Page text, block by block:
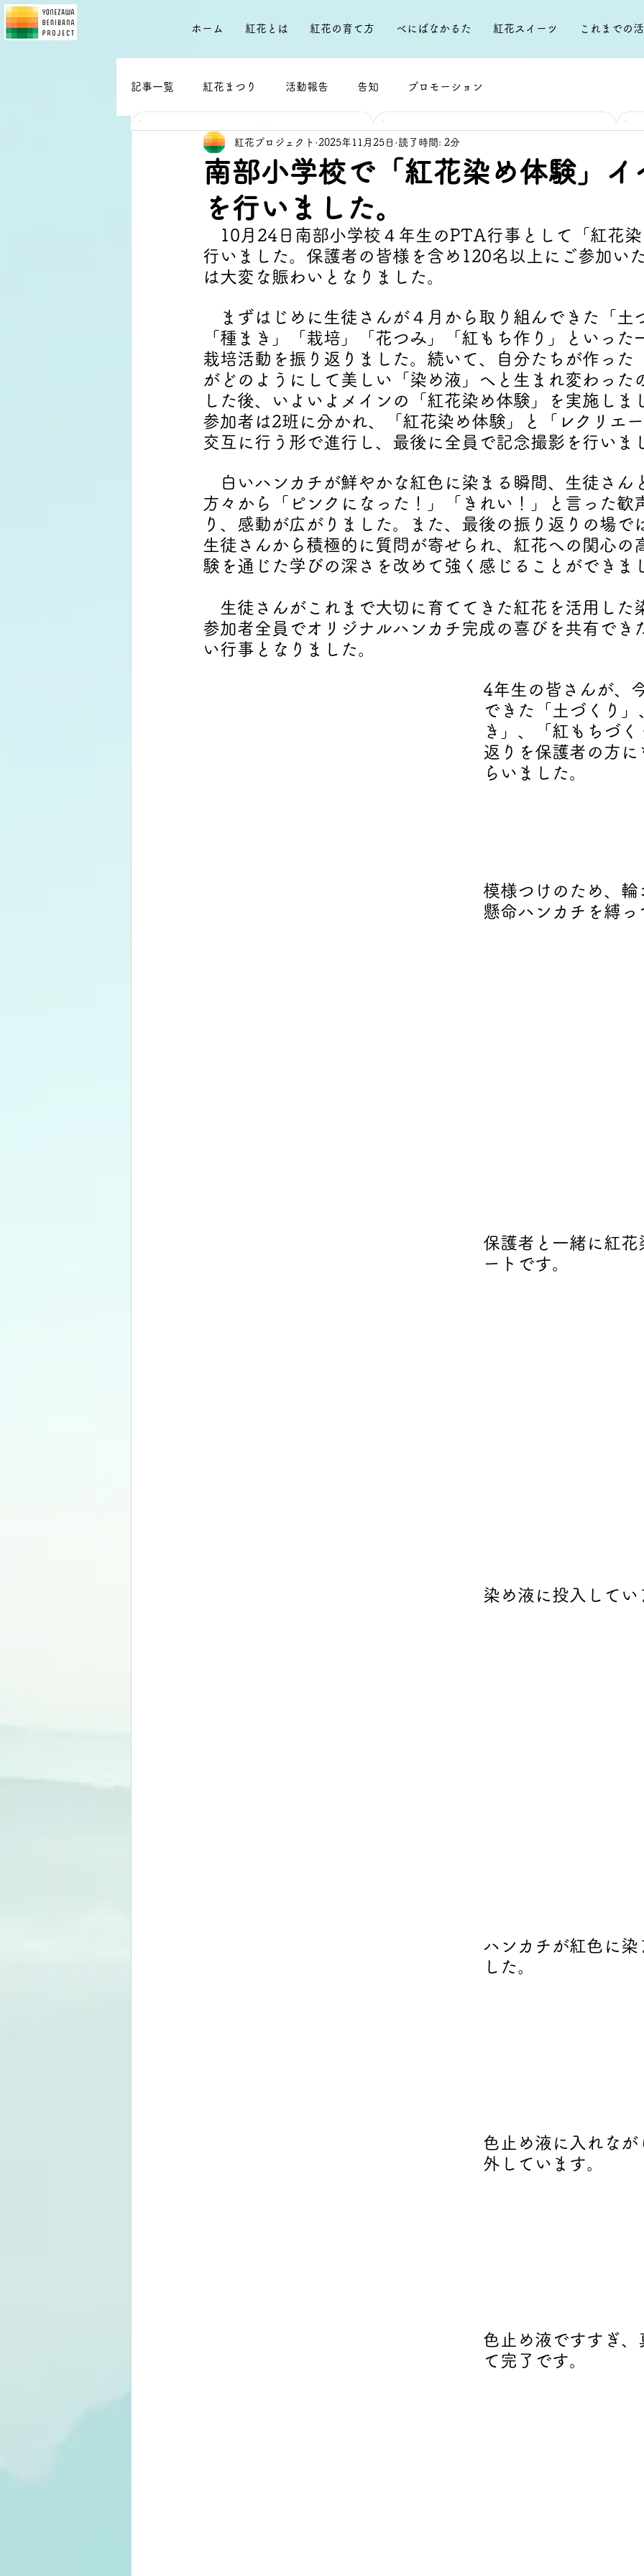
ホーム 紅花とは 紅花の育て方 べにばなかるた 紅花スイーツ これまでの
記事一覧 紅花まつり 活動報告 告知 プロモーション
南部小学校で「紅花染め体験」イ
を行いました。
紅花プロジェクト 2025年11月25日 読了時間: 2分
10月24日南部小学校４年生のPTA行事として「紅花
行いました。保護者の皆様を含め120名以上にご参加い
は大変な賑わいとなりました。
まずはじめに生徒さんが４月から取り組んできた「土
「種まき」「栽培」「花つみ」「紅もち作り」といった
栽培活動を振り返りました。続いて、自分たちが作った
がどのようにして美しい「染め液」へと生まれ変わった
した後、いよいよメインの「紅花染め体験」を実施しま
参加者は2班に分かれ、「紅花染め体験」と「レクリエ
交互に行う形で進行し、最後に全員で記念撮影を行いま
白いハンカチが鮮やかな紅色に染まる瞬間、生徒さん
方々から「ピンクになった！」「きれい！」と言った歓
り、感動が広がりました。また、最後の振り返りの場で
生徒さんから積極的に質問が寄せられ、紅花への関心の
験を通じた学びの深さを改めて強く感じることができま
生徒さんがこれまで大切に育ててきた紅花を活用した
参加者全員でオリジナルハンカチ完成の喜びを共有でき
い行事となりました。
4年生の皆さんが、
できた「土づくり」
き」、「紅もちづ
返りを保護者の方に
らいました。
模様つけのため、輪
懸命ハンカチを縛っ
保護者と一緒に紅花
ートです。
染め液に投入してい
ハンカチが紅色に染
した。
色止め液に入れなが
外しています。
色止め液ですすぎ、
て完了です。
第12回しんきんこども塾で「紅花染め体験」
を行いました。
紅花プロジェクト
読了時間: 1分
南部小学校で「紅もちづくり」の授業を行い
ました。
活動報告
紅花プロジェクト